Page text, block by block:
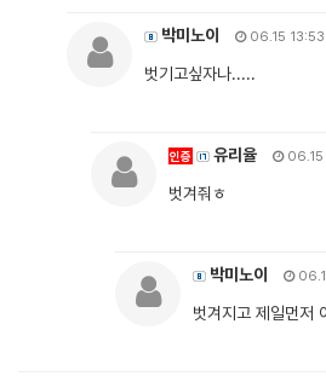
박미노이 06.15 13:53
벗기고싶자나.....
인증 유리율 06.15
벗겨줘ㅎ
박미노이
벗겨지고 제일먼저